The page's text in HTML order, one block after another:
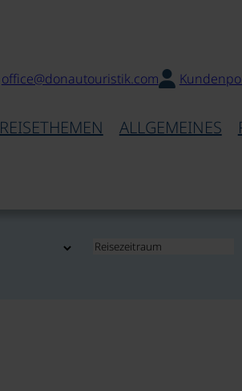
office@donautouristik.com
REISETHEMEN ALLGEMEINES